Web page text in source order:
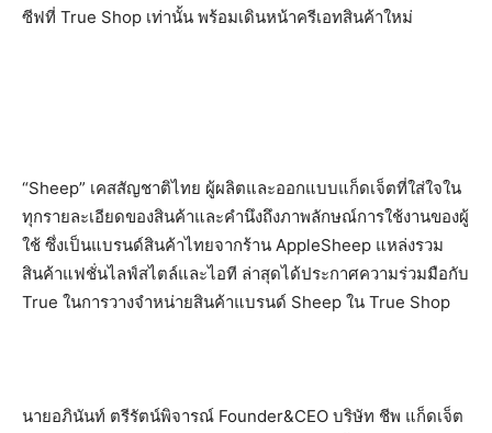
ซีฟที่ True Shop เท่านั้น พร้อมเดินหน้าครีเอทสินค้าใหม่
“Sheep” เคสสัญชาติไทย ผู้ผลิตและออกแบบแก็ดเจ็ตที่ใส่ใจใน
ทุกรายละเอียดของสินค้าและคำนึงถึงภาพลักษณ์การใช้งานของผู้
ใช้ ซึ่งเป็นแบรนด์สินค้าไทยจากร้าน AppleSheep แหล่งรวม
สินค้าแฟชั่นไลฟ์สไตล์และไอที ล่าสุดได้ประกาศความร่วมมือกับ
True ในการวางจำหน่ายสินค้าแบรนด์ Sheep ใน True Shop
นายอภินันท์ ตรีรัตน์พิจารณ์ Founder&CEO บริษัท ชีพ แก็ดเจ็ต